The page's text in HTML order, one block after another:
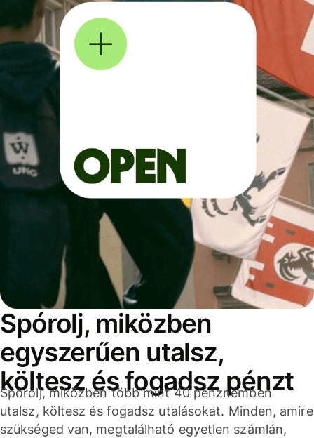
Spórolj, miközben
egyszerűen utalsz,
költesz és fogadsz pénzt
Spórolj, miközben több mint 40 pénznemben
utalsz, költesz és fogadsz utalásokat. Minden, amire
szükséged van, megtalálható egyetlen számlán,